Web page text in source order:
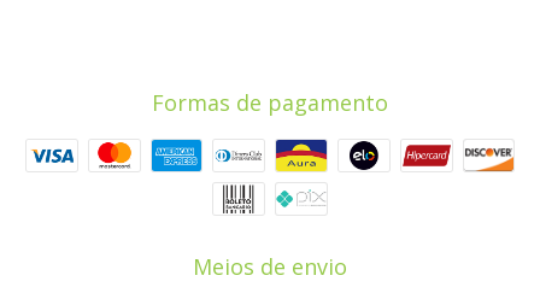
Formas de pagamento
Meios de envio